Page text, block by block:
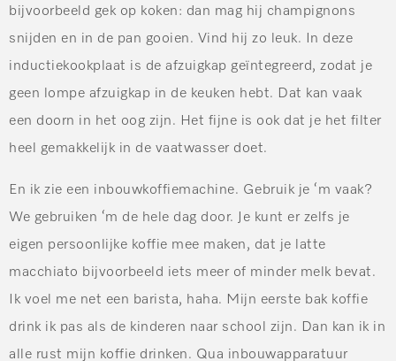
bijvoorbeeld gek op koken: dan mag hij champignons
snijden en in de pan gooien. Vind hij zo leuk. In deze
inductiekookplaat is de afzuigkap geïntegreerd, zodat je
geen lompe afzuigkap in de keuken hebt. Dat kan vaak
een doorn in het oog zijn. Het fijne is ook dat je het filter
heel gemakkelijk in de vaatwasser doet.
En ik zie een inbouwkoffiemachine. Gebruik je ‘m vaak?
We gebruiken ‘m de hele dag door. Je kunt er zelfs je
eigen persoonlijke koffie mee maken, dat je latte
macchiato bijvoorbeeld iets meer of minder melk bevat.
Ik voel me net een barista, haha. Mijn eerste bak koffie
drink ik pas als de kinderen naar school zijn. Dan kan ik in
alle rust mijn koffie drinken. Qua inbouwapparatuur